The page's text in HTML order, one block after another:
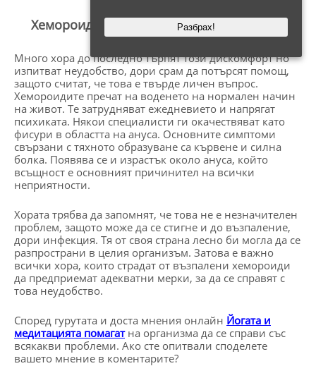
Хемороидите Могат да Бъдат Преборени
Много хора до последно търпят този дискомфорт но
изпитват неудобство, дори срам да потърсят помощ,
защото считат, че това е твърде личен въпрос.
Хемороидите пречат на воденето на нормален начин
на живот. Те затрудняват ежедневието и напрягат
психиката. Някои специалисти ги окачествяват като
фисури в областта на ануса. Основните симптоми
свързани с тяхното образуване са кървене и силна
болка. Появява се и израстък около ануса, който
всъщност е основният причинител на всички
неприятности.
Хората трябва да запомнят, че това не е незначителен
проблем, защото може да се стигне и до възпаление,
дори инфекция. Тя от своя страна лесно би могла да се
разпространи в целия организъм. Затова е важно
всички хора, които страдат от възпалени хемороиди
да предприемат адекватни мерки, за да се справят с
това неудобство.
Според гурутата и доста мнения онлайн Йогата и
медитацията помагатна организма да се справи със
всякакви проблеми. Ако сте опитвали споделете
вашето мнение в коментарите?
Разбрах!